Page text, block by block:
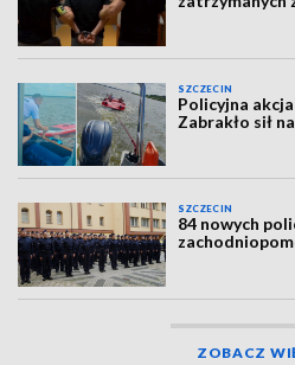
SZCZECIN
Policyjna
Zabrakło sił
SZCZECIN
84 nowych
ZOBACZ